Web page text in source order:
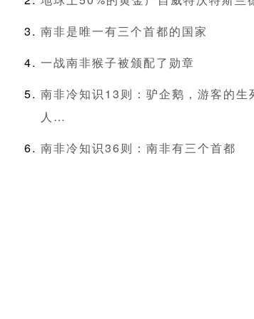
南非是唯一有三个首都的国家
一战南非猴子被颁配了勋章
南非冷知识13则：驴企鹅，游客的生
人…
南非冷知识36则：南非有三个首都